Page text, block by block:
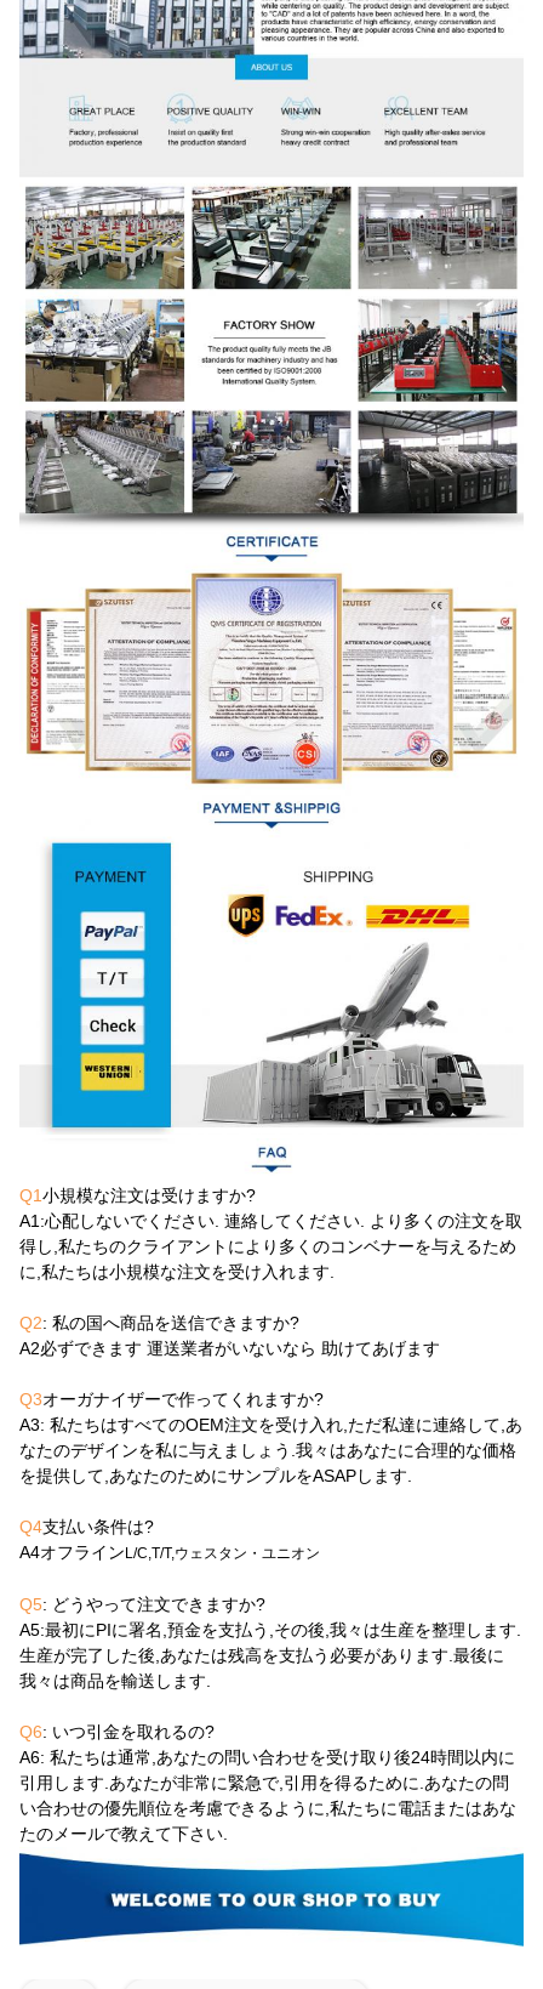
Q1小規模な注文は受けますか?
A1 :心配しないでください. 連絡してください. より多くの注文を取
得し,私たちのクライアントにより多くのコンベナーを与えるため
に,私たちは小規模な注文を受け入れます.
Q2: 私の国へ商品を送信できますか?
A2必ずできます 運送業者がいないなら 助けてあげます
Q3オーガナイザーで作ってくれますか?
A3: 私たちはすべてのOEM注文を受け入れ,ただ私達に連絡して,あ
なたのデザインを私に与えましょう.我々はあなたに合理的な価格
を提供して,あなたのためにサンプルをASAPします.
Q4支払い条件は?
A4オフラインL/C,T/T,ウェスタン・ユニオン
Q5: どうやって注文できますか?
A5:最初にPIに署名,預金を支払う,その後,我々は生産を整理します.
生産が完了した後,あなたは残高を支払う必要があります.最後に
我々は商品を輸送します.
Q6: いつ引金を取れるの?
A6: 私たちは通常,あなたの問い合わせを受け取り後24時間以内に
引用します.あなたが非常に緊急で,引用を得るために.あなたの問
い合わせの優先順位を考慮できるように,私たちに電話またはあな
たのメールで教えて下さい.